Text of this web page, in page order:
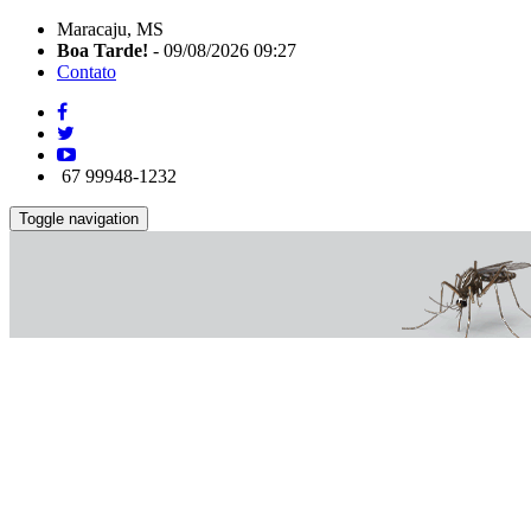
Maracaju, MS
Boa Tarde! - 09/08/2026 09:27
Contato
67 99948-1232
Toggle navigation